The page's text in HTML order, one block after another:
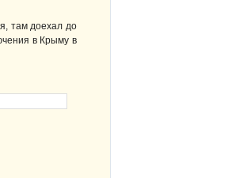
там доехал до
в Крыму в